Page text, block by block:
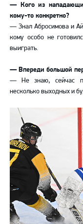
— Кого из
кому-то конкретно?
— Знал Абросимова и
кому особо не
выиграть.
— Впереди большой
— Не знаю, сейчас
несколько выходных и